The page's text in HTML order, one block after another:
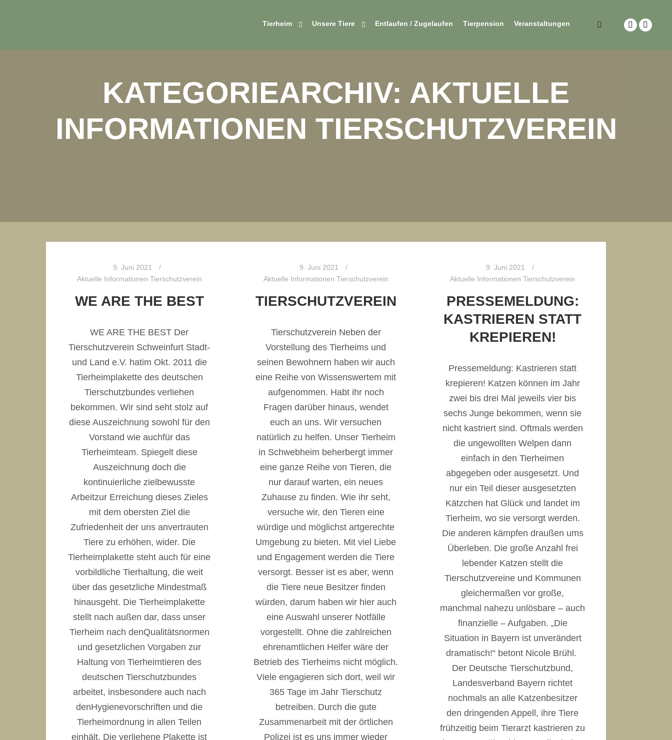
Tierheim Unsere Tiere Entlaufen / Zugelaufen Tierpension Veranstaltungen
KATEGORIEARCHIV: AKTUELLE
INFORMATIONEN TIERSCHUTZVEREIN
9. Juni 2021
Aktuelle Informationen Tierschutzverein
WE ARE THE BEST
WE ARE THE BEST Der
Tierschutzverein Schweinfurt Stadt-
und Land e.V. hatim Okt. 2011 die
Tierheimplakette des deutschen
Tierschutzbundes verliehen
bekommen. Wir sind seht stolz auf
diese Auszeichnung sowohl für den
Vorstand wie auchfür das
Tierheimteam. Spiegelt diese
Auszeichnung doch die
kontinuierliche zielbewusste
Arbeitzur Erreichung dieses Zieles
mit dem obersten Ziel die
Zufriedenheit der uns anvertrauten
Tiere zu erhöhen, wider. Die
Tierheimplakette steht auch für eine
vorbildliche Tierhaltung, die weit
über das gesetzliche Mindestmaß
hinausgeht. Die Tierheimplakette
stellt nach außen dar, dass unser
Tierheim nach denQualitätsnormen
und gesetzlichen Vorgaben zur
Haltung von Tierheimtieren des
deutschen Tierschutzbundes
arbeitet, insbesondere auch nach
denHygienevorschriften und die
Tierheimordnung in allen Teilen
einhält. Die verliehene Plakette ist
9. Juni 2021
Aktuelle Informationen Tierschutzverein
TIERSCHUTZVEREIN
Tierschutzverein Neben der
Vorstellung des Tierheims und
seinen Bewohnern haben wir auch
eine Reihe von Wissenswertem mit
aufgenommen. Habt ihr noch
Fragen darüber hinaus, wendet
euch an uns. Wir versuchen
natürlich zu helfen. Unser Tierheim
in Schwebheim beherbergt immer
eine ganze Reihe von Tieren, die
nur darauf warten, ein neues
Zuhause zu finden. Wie ihr seht,
versuche wir, den Tieren eine
würdige und möglichst artgerechte
Umgebung zu bieten. Mit viel Liebe
und Engagement werden die Tiere
versorgt. Besser ist es aber, wenn
die Tiere neue Besitzer finden
würden, darum haben wir hier auch
eine Auswahl unserer Notfälle
vorgestellt. Ohne die zahlreichen
ehrenamtlichen Helfer wäre der
Betrieb des Tierheims nicht möglich.
Viele engagieren sich dort, weil wir
365 Tage im Jahr Tierschutz
betreiben. Durch die gute
Zusammenarbeit mit der örtlichen
Polizei ist es uns immer wieder
9. Juni 2021
Aktuelle Informationen Tierschutzverein
PRESSEMELDUNG:
KASTRIEREN STATT
KREPIEREN!
Pressemeldung: Kastrieren statt
krepieren! Katzen können im Jahr
zwei bis drei Mal jeweils vier bis
sechs Junge bekommen, wenn sie
nicht kastriert sind. Oftmals werden
die ungewollten Welpen dann
einfach in den Tierheimen
abgegeben oder ausgesetzt. Und
nur ein Teil dieser ausgesetzten
Kätzchen hat Glück und landet im
Tierheim, wo sie versorgt werden.
Die anderen kämpfen draußen ums
Überleben. Die große Anzahl frei
lebender Katzen stellt die
Tierschutzvereine und Kommunen
gleichermaßen vor große,
manchmal nahezu unlösbare – auch
finanzielle – Aufgaben. „Die
Situation in Bayern ist unverändert
dramatisch!“ betont Nicole Brühl.
Der Deutsche Tierschutzbund,
Landesverband Bayern richtet
nochmals an alle Katzenbesitzer
den dringenden Appell, ihre Tiere
frühzeitig beim Tierarzt kastrieren zu